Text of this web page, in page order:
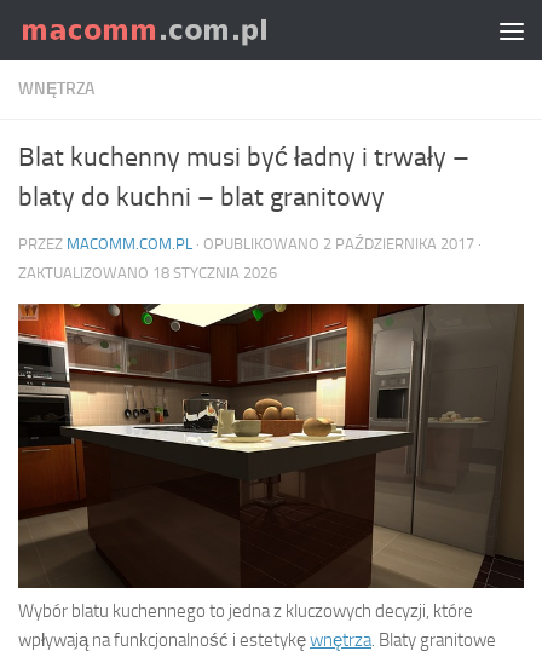
Skip to content
WNĘTRZA
Blat kuchenny musi być ładny i trwały –
blaty do kuchni – blat granitowy
PRZEZ MACOMM.COM.PL · OPUBLIKOWANO 2 PAŹDZIERNIKA 2017 ·
ZAKTUALIZOWANO 18 STYCZNIA 2026
Wybór blatu kuchennego to jedna z kluczowych decyzji, które
wpływają na funkcjonalność i estetykęwnętrza. Blaty granitowe